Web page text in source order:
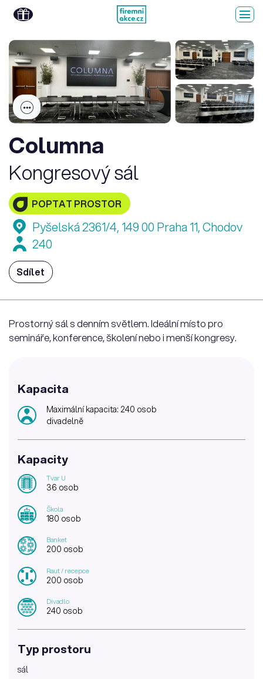
Columna
Kongresový sál
POPTAT PROSTOR
Pyšelská 2361/4, 149 00 Praha 11, Chodov
240
Sdílet
Prostorný sál s denním světlem. Ideální místo pro
semináře, konference, školení nebo i menší kongresy.
Kapacita
Maximální kapacita: 240 osob
divadelně
Kapacity
Tvar U
36 osob
Škola
180 osob
Banket
200 osob
Raut / recepce
200 osob
Divadlo
240 osob
Typ prostoru
sál